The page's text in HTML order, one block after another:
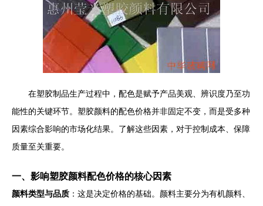
在塑胶制品生产过程中，配色是赋予产品美观、辨识度乃至功
能性的关键环节。塑胶颜料的配色价格并非固定不变，而是受多种
因素综合影响的市场化结果。了解这些因素，对于控制成本、保障
质量至关重要。
一、影响塑胶颜料配色价格的核心因素
颜料类型与品质 ：这是决定价格的基础。颜料主要分为有机颜料、